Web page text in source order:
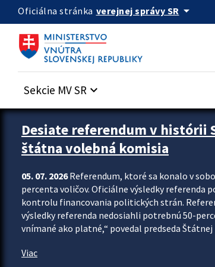
Preskocit na hlavný obsah
Oficiálna stránka verejnej správy SR arrow_drop_down
Sekcie MV SR keyboard_arrow_down
Zastavit automatický posun upútavok
Desiate referendum v histórii
štátna volebná komisia
05. 07. 2026Referendum, ktoré sa konalo v
percenta voličov. Oficiálne výsledky referenda
kontrolu financovania politických strán.
výsledky referenda nedosiahli potrebnú 50-
vnímané ako platné,“ povedal predseda
Viac